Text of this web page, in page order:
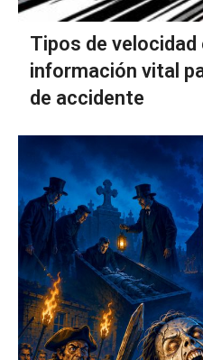
Tipos de
información vital
de accidente